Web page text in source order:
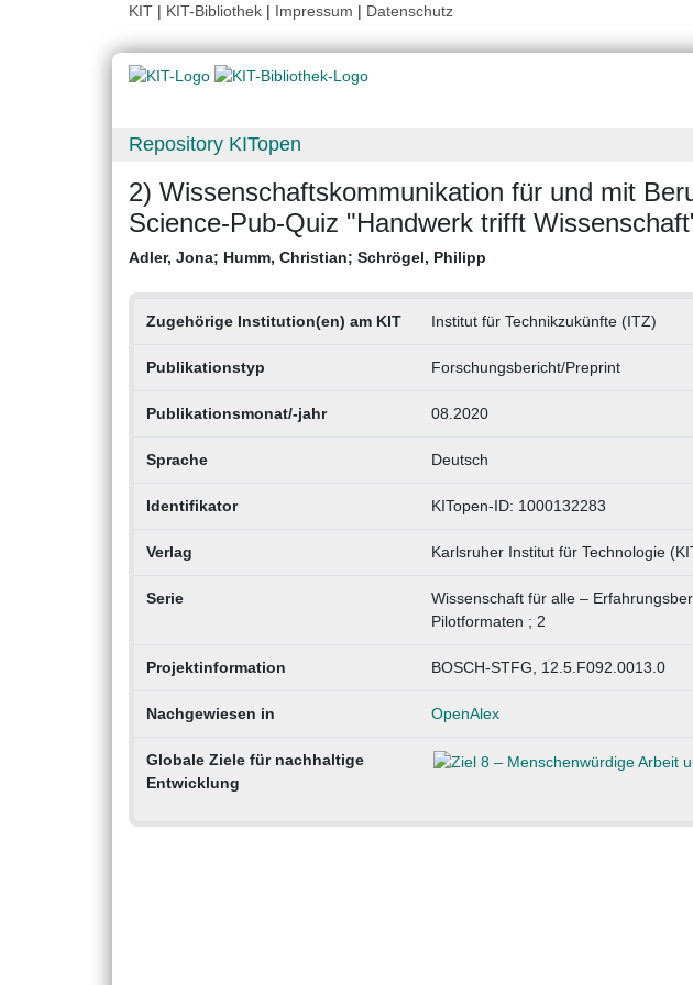
KIT | KIT-Bibliothek | Impressum | Datenschutz
Repository KITopen
2) Wissenschaftskommunikation für und mit
Science-Pub-Quiz "Handwerk trifft
Adler, Jona; Humm, Christian; Schrögel, Philipp
Zugehörige Institution(en) am KIT Institut für Technikzukünfte (ITZ)
Publikationstyp Forschungsbericht/Preprint
Publikationsmonat/-jahr 08.2020
Sprache Deutsch
Identifikator KITopen-ID: 1000132283
Verlag Karlsruher Institut für Technologie
Serie
Wissenschaft für alle –
Pilotformaten ; 2
Projektinformation BOSCH-STFG, 12.5.F092.0013.0
Nachgewiesen in OpenAlex
Globale Ziele für nachhaltige
Entwicklung